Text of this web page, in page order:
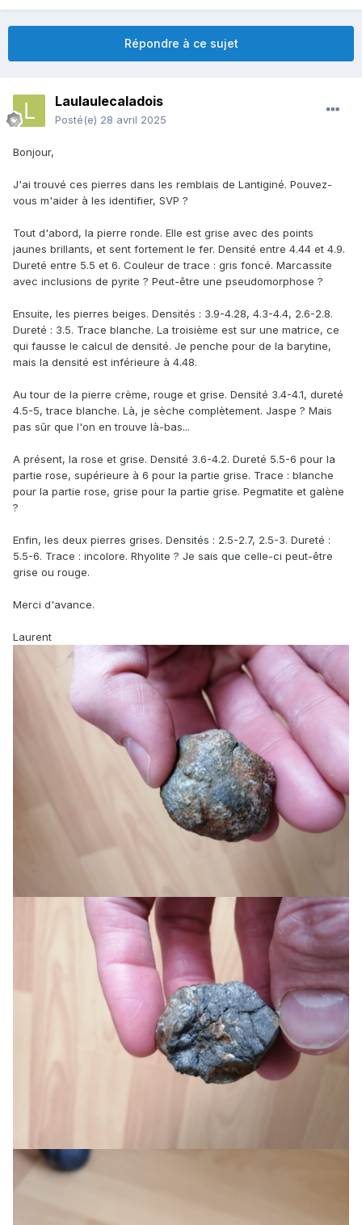
Répondre à ce sujet
Laulaulecaladois
Posté(e) 28 avril 2025
Bonjour,
J'ai trouvé ces pierres dans les remblais de Lantiginé. Pouvez-
vous m'aider à les identifier, SVP ?
Tout d'abord, la pierre ronde. Elle est grise avec des points
jaunes brillants, et sent fortement le fer. Densité entre 4.44 et 4.9.
Dureté entre 5.5 et 6. Couleur de trace : gris foncé. Marcassite
avec inclusions de pyrite ? Peut-être une pseudomorphose ?
Ensuite, les pierres beiges. Densités : 3.9-4.28, 4.3-4.4, 2.6-2.8.
Dureté : 3.5. Trace blanche. La troisième est sur une matrice, ce
qui fausse le calcul de densité. Je penche pour de la barytine,
mais la densité est inférieure à 4.48.
Au tour de la pierre crème, rouge et grise. Densité 3.4-4.1, dureté
4.5-5, trace blanche. Là, je sèche complètement. Jaspe ? Mais
pas sûr que l'on en trouve là-bas...
A présent, la rose et grise. Densité 3.6-4.2. Dureté 5.5-6 pour la
partie rose, supérieure à 6 pour la partie grise. Trace : blanche
pour la partie rose, grise pour la partie grise. Pegmatite et galène
?
Enfin, les deux pierres grises. Densités : 2.5-2.7, 2.5-3. Dureté :
5.5-6. Trace : incolore. Rhyolite ? Je sais que celle-ci peut-être
grise ou rouge.
Merci d'avance.
Laurent